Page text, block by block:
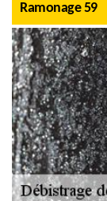
Ramonage 59